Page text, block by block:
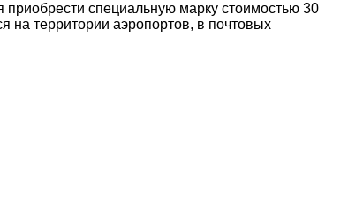
приобрести специальную марку стоимостью 30
на территории аэропортов, в почтовых